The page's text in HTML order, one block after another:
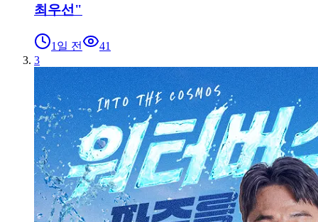
최우선"
1일 전
41
3